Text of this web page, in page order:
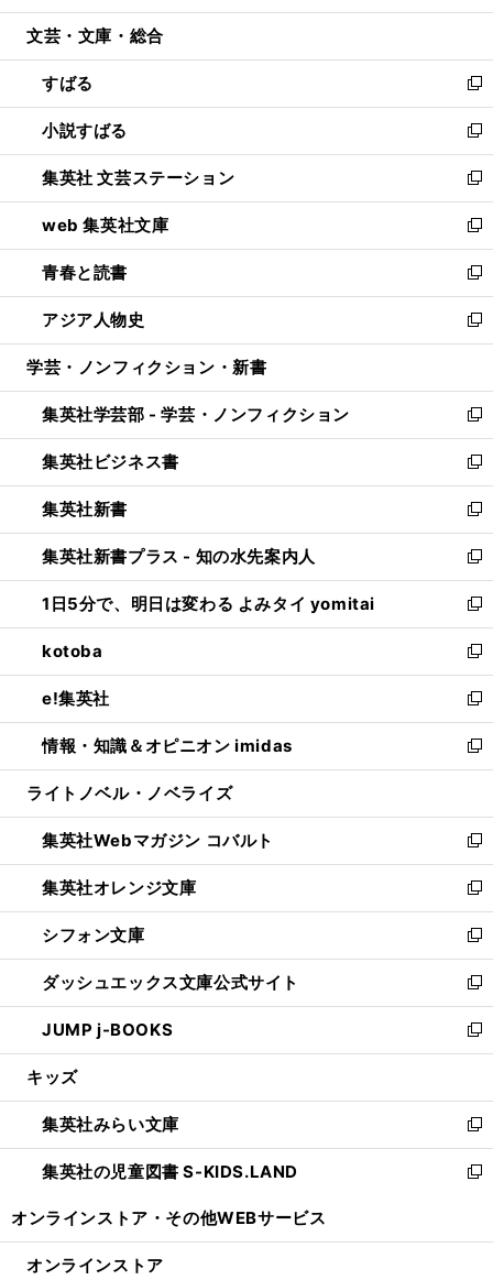
開
ウ
開
く
ン
ウ
で
開
く
ウ
ン
ド
ウ
で
開
く
文芸・文庫・総合
すばる
新
し
い
ウ
ィ
ン
ド
ウ
で
開
く
小説すばる
新
し
い
ウ
ィ
ン
ド
ウ
で
開
集英社 文芸ステーション
新
し
い
ウ
ィ
ン
ド
ウ
開
く
web 集英社文庫
新
し
い
ウ
ィ
ン
ウ
で
開
く
青春と読書
新
し
い
ウ
ン
ド
ウ
で
開
く
アジア人物史
新
し
ウ
ィ
ン
ド
ウ
で
開
く
学芸・ノンフィクション・新書
集英社学芸部 - 学芸・ノンフィクション
新
し
い
ウ
ィ
ン
ド
ウ
で
開
く
集英社ビジネス書
新
し
い
ウ
ィ
ン
ド
ウ
で
開
く
集英社新書
新
し
い
ウ
ィ
ン
ド
ウ
で
開
く
集英社新書プラス - 知の水先案内人
新
し
い
ウ
ィ
ン
ド
ウ
で
開
1日5分で、明日は変わる よみタイ yomitai
新
し
い
ウ
ィ
ン
ド
ウ
開
く
kotoba
新
し
い
ウ
ィ
ン
ウ
で
開
く
e!集英社
新
し
い
ウ
ン
ド
ウ
で
開
く
情報・知識＆オピニオン imidas
新
し
ウ
ィ
ン
ド
ウ
で
開
く
ライトノベル・ノベライズ
集英社Webマガジン コバルト
新
し
い
ウ
ィ
ン
ド
ウ
で
開
集英社オレンジ文庫
新
し
い
ウ
ィ
ン
ド
ウ
開
く
シフォン文庫
新
し
い
ウ
ィ
ン
ウ
で
開
く
ダッシュエックス文庫公式サイト
新
し
い
ウ
ン
ド
ウ
で
JUMP j-BOOKS
新
し
ウ
ィ
ン
ド
開
キッズ
集英社みらい文庫
新
し
い
ン
集英社の児童図書 S-KIDS.LAND
新
ウ
オンラインストア・ その他WEBサービス
オンラインストア